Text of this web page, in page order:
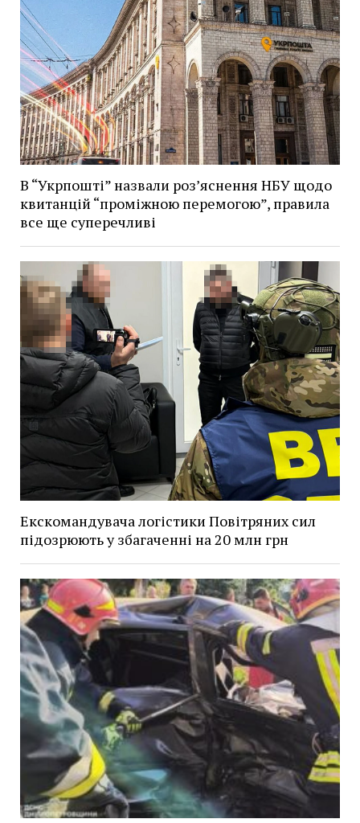
В “Укрпошті” назвали роз’яснення НБУ щодо
квитанцій “проміжною перемогою”, правила
все ще суперечливі
Екскомандувача логістики Повітряних сил
підозрюють у збагаченні на 20 млн грн